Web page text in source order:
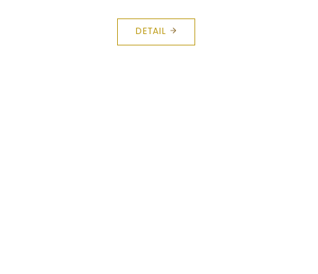
DETAIL